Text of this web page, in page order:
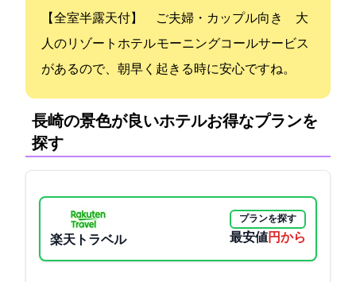
【全室半露天付】 ご夫婦・カップル向き 大
人のリゾートホテル モーニングコールサービス
があるので、朝早く起きる時に安心ですね。
長崎の景色が良いホテル:お得なプランを
探す
楽天トラベル
プランを探す
最安値18700円から